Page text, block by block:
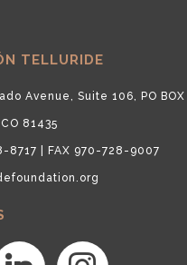
TELLURIDE
Avenue, Suite 106, PO
81435
8717 | FAX 970-728-9007
instagram